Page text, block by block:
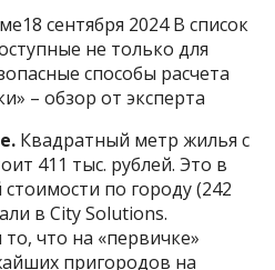
сентября 2024 В список
не только для
способы расчета
– обзор от эксперта
Квадратный метр жилья с
411 тыс. рублей. Это в
по городу (242
в City Solutions.
что на «первичке»
пригородов на